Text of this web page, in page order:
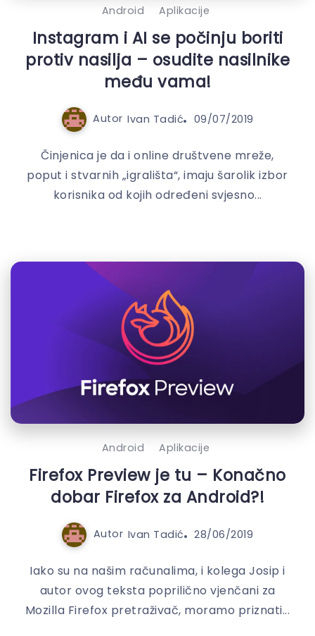
Android Aplikacije
Instagram i AI se počinju boriti
protiv nasilja – osudite nasilnike
među vama!
Autor Ivan Tadić 09/07/2019
Činjenica je da i online društvene mreže,
poput i stvarnih „igrališta“, imaju šarolik izbor
korisnika od kojih određeni svjesno...
Android Aplikacije
Firefox Preview je tu – Konačno
dobar Firefox za Android?!
Autor Ivan Tadić 28/06/2019
Iako su na našim računalima, i kolega Josip i
autor ovog teksta poprilično vjenčani za
Mozilla Firefox pretraživač, moramo priznati...